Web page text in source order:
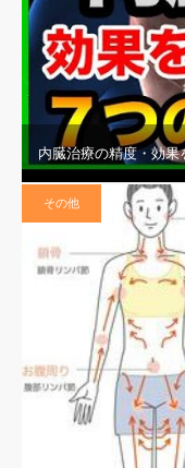
内臓治療の精度・効果
その他
公式LINE @ 公